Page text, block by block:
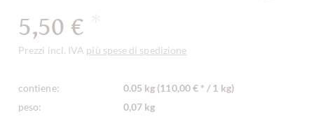
5,50 €
Prezzi incl. IVA più spese di spedizione
contiene:
0.05 kg (110,00 € * / 1 kg)
peso:
0,07 kg